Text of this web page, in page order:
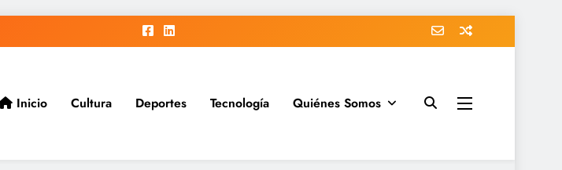
Inicio Cultura Deportes Tecnología Quiénes Somos